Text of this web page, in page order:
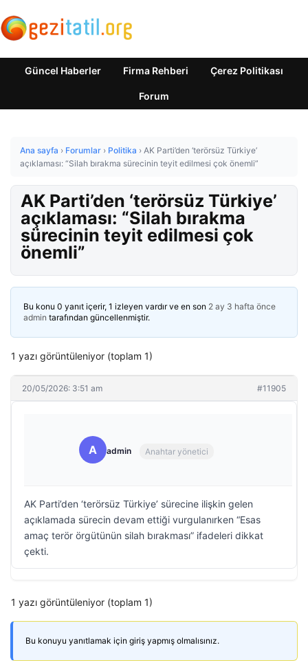
Güncel Haberler Firma Rehberi Çerez Politikası
Forum
Ana sayfa › Forumlar › Politika › AK Parti’den ‘terörsüz Türkiye’
açıklaması: “Silah bırakma sürecinin teyit edilmesi çok önemli”
AK Parti’den ‘terörsüz Türkiye’
açıklaması: “Silah bırakma
sürecinin teyit edilmesi çok
önemli”
Bu konu 0 yanıt içerir, 1 izleyen vardır ve en son 2 ay 3 hafta önce
admin tarafından güncellenmiştir.
1 yazı görüntüleniyor (toplam 1)
20/05/2026: 3:51 am #11905
A admin Anahtar yönetici
AK Parti’den ‘terörsüz Türkiye’ sürecine ilişkin gelen
açıklamada sürecin devam ettiği vurgulanırken “Esas
amaç terör örgütünün silah bırakması” ifadeleri dikkat
çekti.
1 yazı görüntüleniyor (toplam 1)
Bu konuyu yanıtlamak için giriş yapmış olmalısınız.